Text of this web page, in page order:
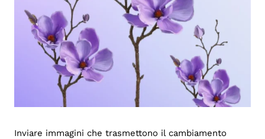
Inviare immagini che trasmettono il cambiamento